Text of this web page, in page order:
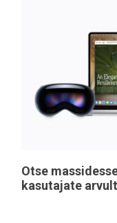
Otse
kasutajate